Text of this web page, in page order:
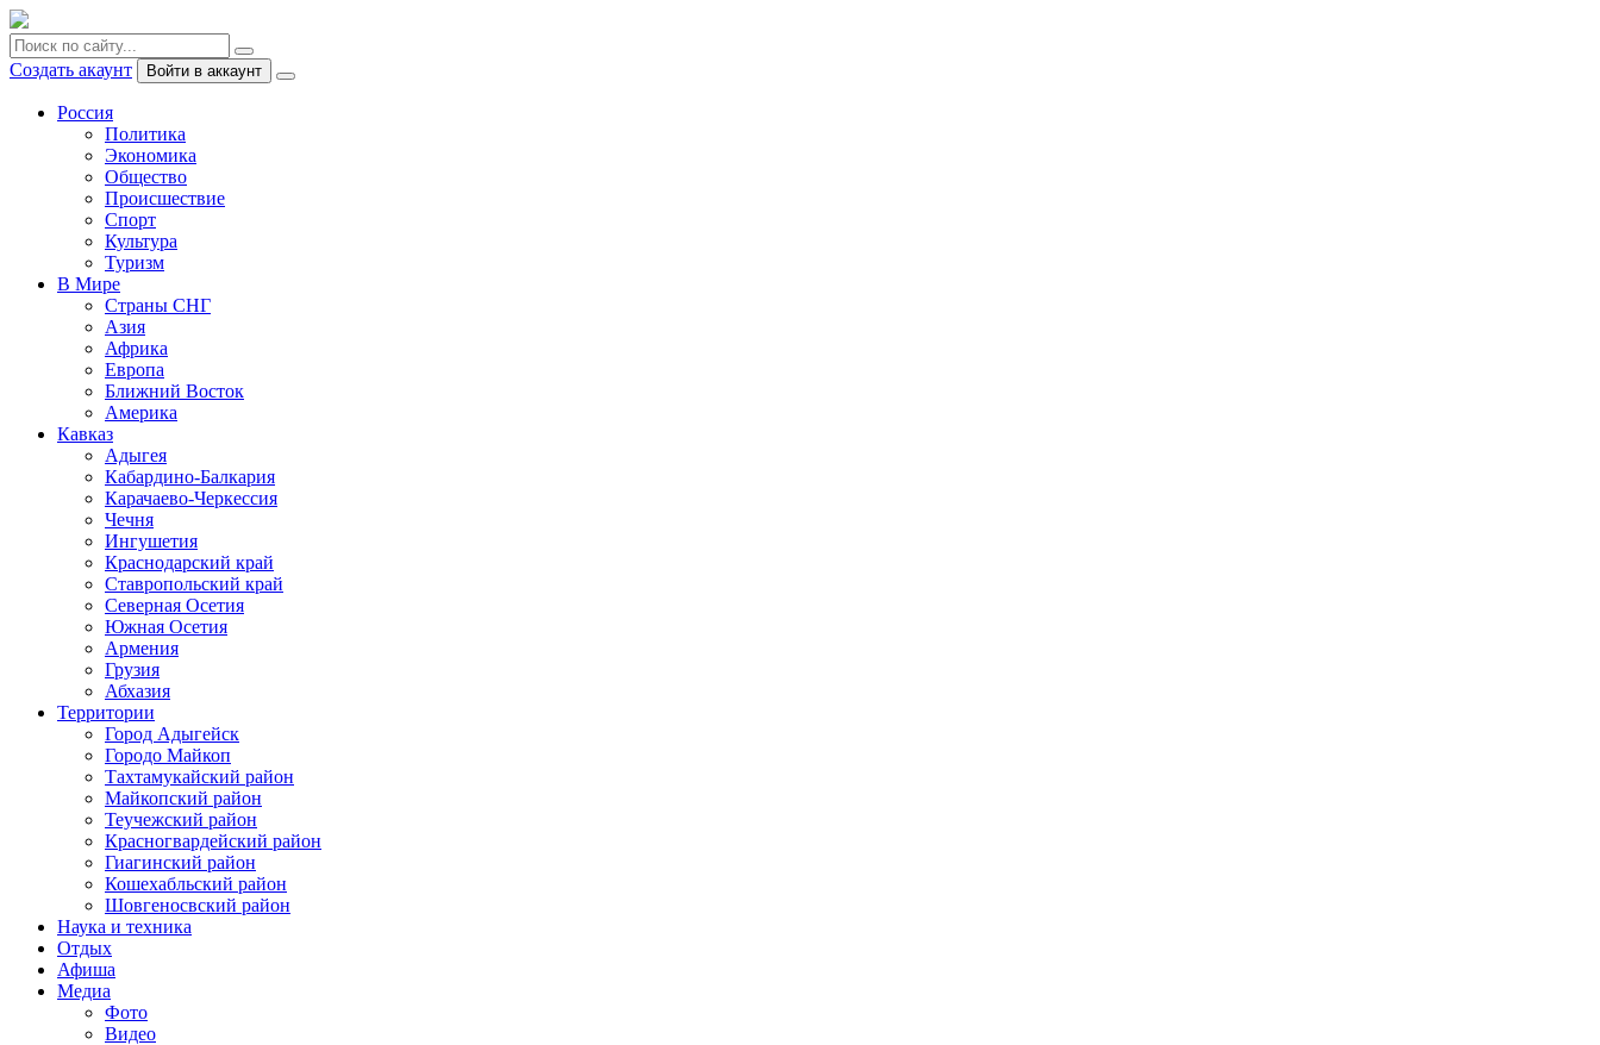
Создать акаунт Войти в аккаунт
Россия
Политика
Экономика
Общество
Происшествие
Спорт
Культура
Туризм
В Мире
Страны СНГ
Азия
Африка
Европа
Ближний Восток
Америка
Кавказ
Адыгея
Кабардино-Балкария
Карачаево-Черкессия
Чечня
Ингушетия
Краснодарский край
Ставропольский край
Северная Осетия
Южная Осетия
Армения
Грузия
Абхазия
Территории
Город Адыгейск
Городо Майкоп
Тахтамукайский район
Майкопский район
Теучежский район
Красногвардейский район
Гиагинский район
Кошехабльский район
Шовгеносвский район
Наука и техника
Отдых
Афиша
Медиа
Фото
Видео